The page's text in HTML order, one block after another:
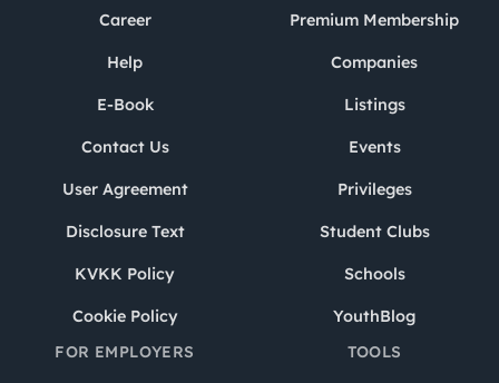
Career
Help
E-Book
Contact Us
User Agreement
Disclosure Text
KVKK Policy
Cookie Policy
Premium Membership
Companies
Listings
Events
Privileges
Student Clubs
Schools
YouthBlog
FOR EMPLOYERS
TOOLS